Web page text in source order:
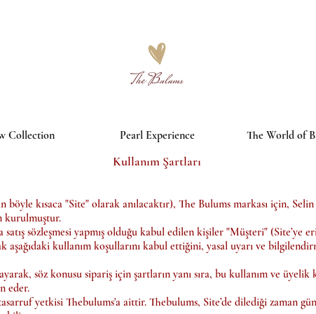
Collection Pearl Experience The World of
Kullanım Şartları
böyle kısaca "Site" olarak anılacaktır), The Bulums markası için,
kurulmuştur.
sözleşmesi yapmış olduğu kabul edilen kişiler "Müşteri" (Site’ye
aşağıdaki kullanım koşullarını kabul ettiğini, yasal uyarı ve
söz konusu sipariş için şartların yanı sıra, bu kullanım ve üyelik
eder.
yetkisi Thebulums'a aittir. Thebulums, Site’de dilediği zaman